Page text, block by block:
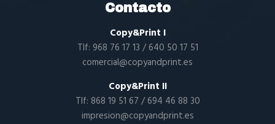
Contacto
Copy&Print I
Tlf: 968 76 17 13 /640 50 17 51
comercial@copyandprint.es
Copy&Print II
Tlf: 868 19 51 67 /694 46 88 30
impresion@copyandprint.es